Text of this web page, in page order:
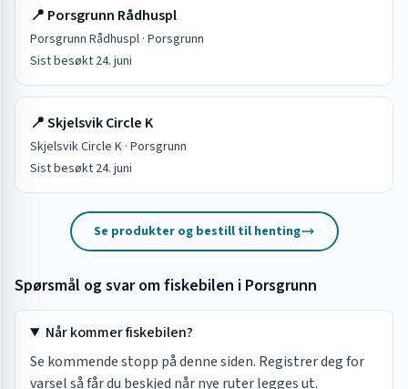
📍 Porsgrunn Rådhuspl
Porsgrunn Rådhuspl · Porsgrunn
Sist besøkt 24. juni
📍Skjelsvik Circle K
Skjelsvik Circle K · Porsgrunn
Sist besøkt 24. juni
Se produkter og bestill til henting
Spørsmål og svar om fiskebilen i Porsgrunn
Når kommer fiskebilen?
Se kommende stopp på denne siden. Registrer deg for
varsel så får du beskjed når nye ruter legges ut.